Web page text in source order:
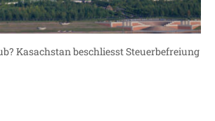
Kasachstan beschliesst Steuerbefreiung